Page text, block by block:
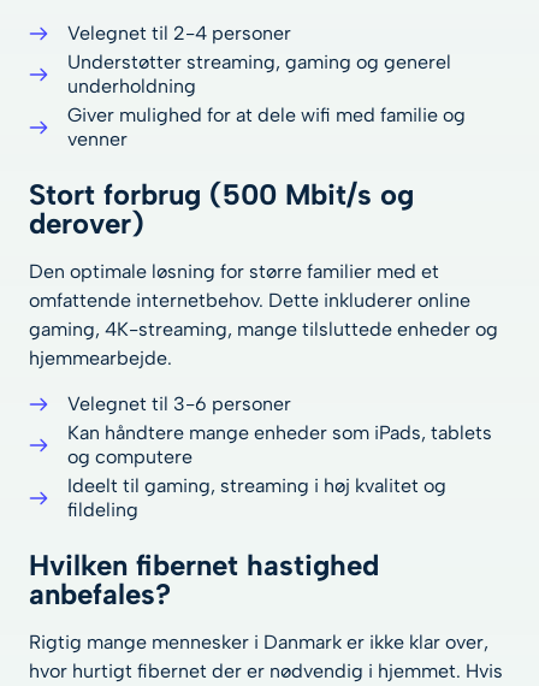
Velegnet til 2-4 personer
Understøtter streaming, gaming og generel
underholdning
Giver mulighed for at dele wifi med familie og
venner
Stort forbrug (500 Mbit/s og
derover)
Den optimale løsning for større familier med et
omfattende internetbehov. Dette inkluderer online
gaming, 4K-streaming, mange tilsluttede enheder og
hjemmearbejde.
Velegnet til 3-6 personer
Kan håndtere mange enheder som iPads, tablets
og computere
Ideelt til gaming, streaming i høj kvalitet og
fildeling
Hvilken fibernet hastighed
anbefales?
Rigtig mange mennesker i Danmark er ikke klar over,
hvor hurtigt fibernet der er nødvendig i hjemmet. Hvis